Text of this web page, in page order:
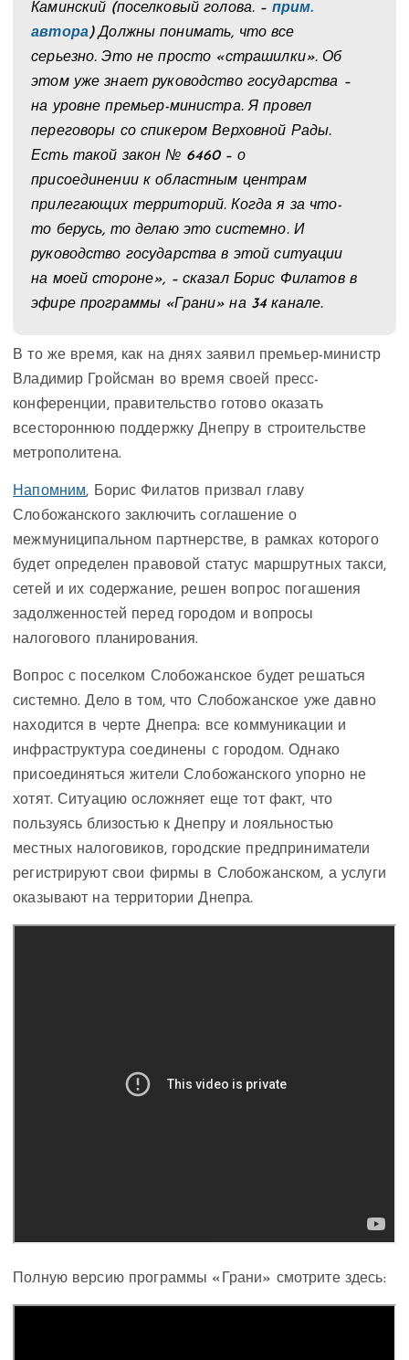
Каминский (поселковый голова. – прим.
автора) Должны понимать, что все
серьезно. Это не просто «страшилки». Об
этом уже знает руководство государства –
на уровне премьер-министра. Я провел
переговоры со спикером Верховной Рады.
Есть такой закон № 6460 – о
присоединении к областным центрам
прилегающих территорий. Когда я за что-
то берусь, то делаю это системно. И
руководство государства в этой ситуации
на моей стороне», – сказал Борис Филатов в
эфире программы «Грани» на 34 канале.
В то же время, как на днях заявил премьер-министр
Владимир Гройсман во время своей пресс-
конференции, правительство готово оказать
всестороннюю поддержку Днепру в строительстве
метрополитена.
Напомним, Борис Филатов призвал главу
Слобожанского заключить соглашение о
межмуниципальном партнерстве, в рамках которого
будет определен правовой статус маршрутных такси,
сетей и их содержание, решен вопрос погашения
задолженностей перед городом и вопросы
налогового планирования.
Вопрос с поселком Слобожанское будет решаться
системно. Дело в том, что Слобожанское уже давно
находится в черте Днепра: все коммуникации и
инфраструктура соединены с городом. Однако
присоединяться жители Слобожанского упорно не
хотят. Ситуацию осложняет еще тот факт, что
пользуясь близостью к Днепру и лояльностью
местных налоговиков, городские предприниматели
регистрируют свои фирмы в Слобожанском, а услуги
оказывают на территории Днепра.
Полную версию программы «Грани» смотрите здесь: